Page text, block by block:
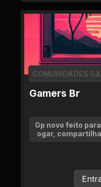
Gamers Br
COMUNIDADES
Gp novo feito
ogar,